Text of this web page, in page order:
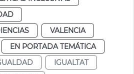
VALENCIA
EN PORTADA TEMÁTICA
IGUALTAT